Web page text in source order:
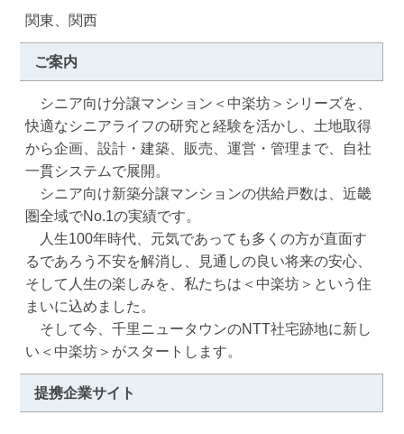
関東、関西
ご案内
シニア向け分譲マンション＜中楽坊＞シリーズを、
快適なシニアライフの研究と経験を活かし、土地取得
から企画、設計・建築、販売、運営・管理まで、自社
一貫システムで展開。
シニア向け新築分譲マンションの供給戸数は、近畿
圏全域でNo.1の実績です。
人生100年時代、元気であっても多くの方が直面す
るであろう不安を解消し、見通しの良い将来の安心、
そして人生の楽しみを、私たちは＜中楽坊＞という住
まいに込めました。
そして今、千里ニュータウンのNTT社宅跡地に新し
い＜中楽坊＞がスタートします。
提携企業サイト